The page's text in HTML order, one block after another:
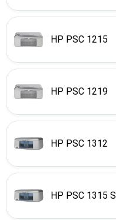
HP PSC 1215
HP PSC 1219
HP PSC 1312
HP PSC 1315 S